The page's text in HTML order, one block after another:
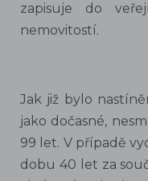
zapisuje do
nemovitostí.
Jak již bylo
jako dočasné,
99 let. V případě
dobu 40 let za